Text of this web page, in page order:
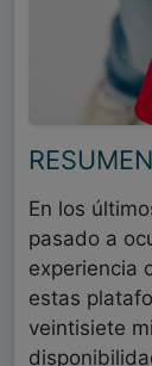
RESUMEN
En los
pasado a
experiencia
estas
veintisiete